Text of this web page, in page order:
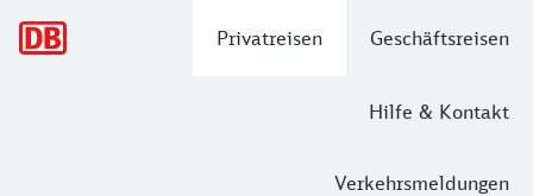
Privatreisen Geschäftsreisen
Hilfe & Kontakt
Verkehrsmeldungen